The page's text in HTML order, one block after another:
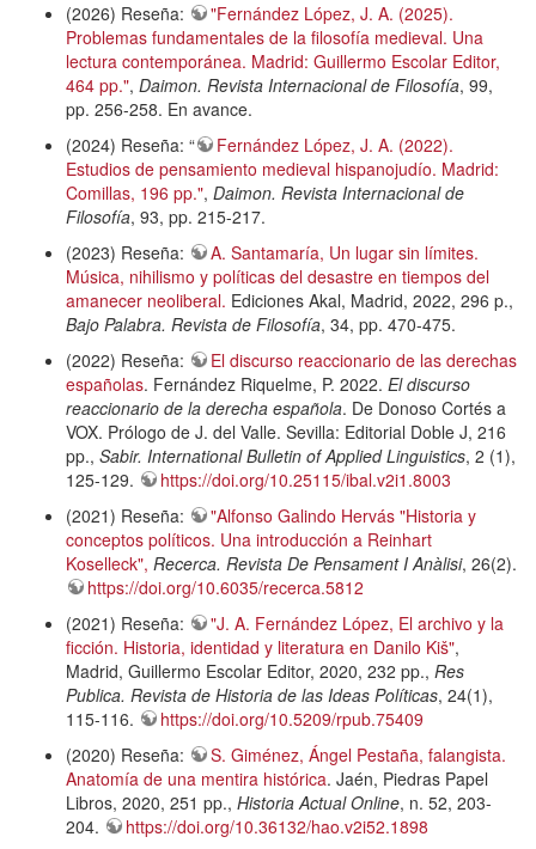
(2026) Reseña:
"Fernández López, J. A. (2025).
Problemas fundamentales de la filosofía medieval. Una
lectura contemporánea. Madrid: Guillermo Escolar Editor,
464 pp.", Daimon. Revista Internacional de Filosofía, 99,
pp. 256-258. En avance.
(2024) Reseña: “
Fernández López, J. A. (2022).
Estudios de pensamiento medieval hispanojudío. Madrid:
Comillas, 196 pp.", Daimon. Revista Internacional de
Filosofía, 93, pp. 215-217.
(2023) Reseña:
A. Santamaría, Un lugar sin límites.
Música, nihilismo y políticas del desastre en tiempos del
amanecer neoliberal. Ediciones Akal, Madrid, 2022, 296 p.,
Bajo Palabra. Revista de Filosofía, 34, pp. 470-475.
(2022) Reseña:
El discurso reaccionario de las derechas
españolas. Fernández Riquelme, P. 2022. El discurso
reaccionario de la derecha española. De Donoso Cortés a
VOX. Prólogo de J. del Valle. Sevilla: Editorial Doble J, 216
pp., Sabir. International Bulletin of Applied Linguistics, 2 (1),
125-129.
https://doi.org/10.25115/ibal.v2i1.8003
(2021) Reseña:
"Alfonso Galindo Hervás "Historia y
conceptos políticos. Una introducción a Reinhart
Koselleck", Recerca. Revista De Pensament I Anàlisi, 26(2).
https://doi.org/10.6035/recerca.5812
(2021) Reseña:
"J. A. Fernández López, El archivo y la
ficción. Historia, identidad y literatura en Danilo Kiš",
Madrid, Guillermo Escolar Editor, 2020, 232 pp., Res
Publica. Revista de Historia de las Ideas Políticas, 24(1),
115-116.
https://doi.org/10.5209/rpub.75409
(2020) Reseña:
S. Giménez, Ángel Pestaña, falangista.
Anatomía de una mentira histórica. Jaén, Piedras Papel
Libros, 2020, 251 pp., Historia Actual Online, n. 52, 203-
204.
https://doi.org/10.36132/hao.v2i52.1898